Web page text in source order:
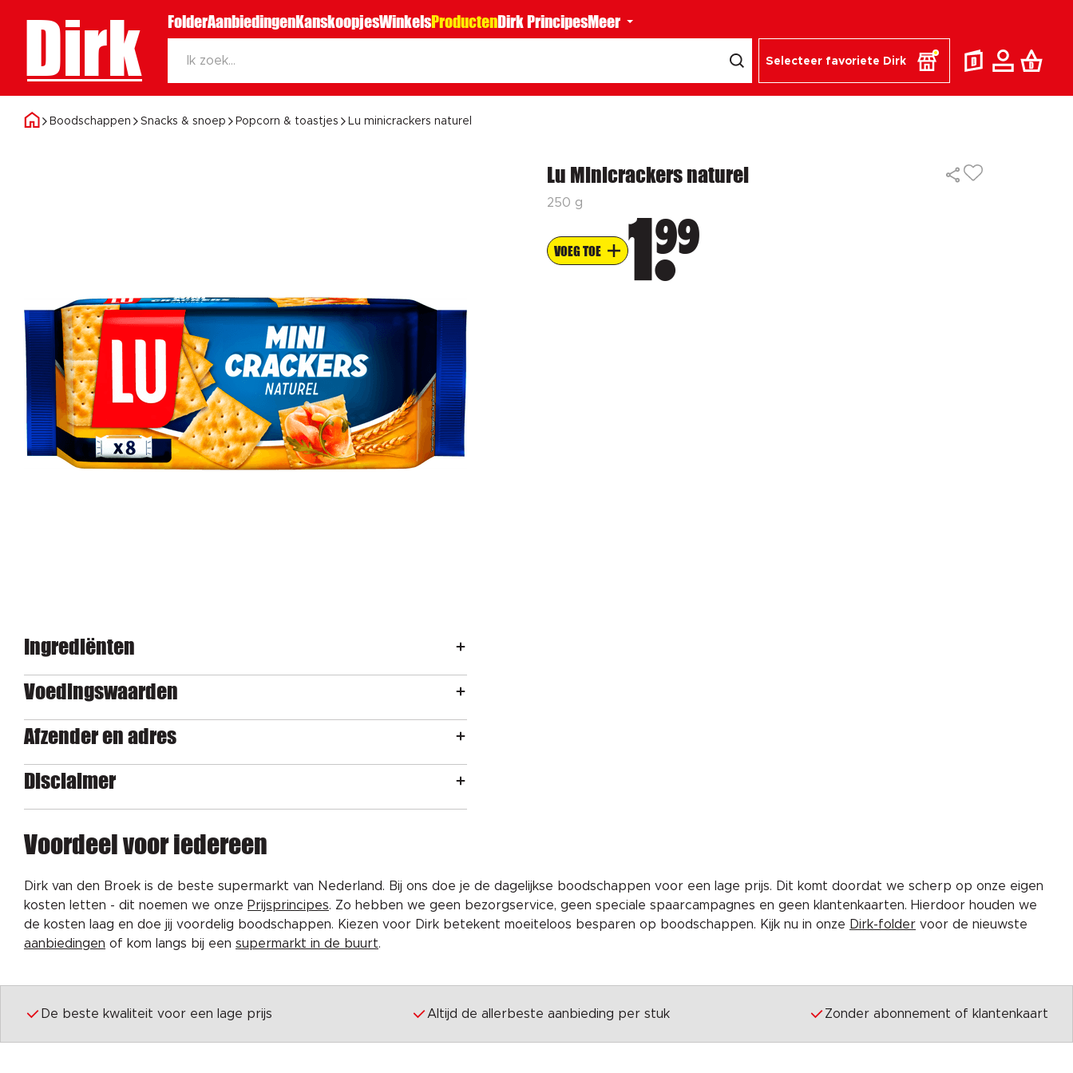
Dirk FolderAanbiedingenKanskoopjesWinkelsProductenDirk PrincipesMeer
Selecteer favoriete Dirk
Boodschappen Snacks & snoep Popcorn & toastjes Lu minicrackers naturel
Lu Minicrackers naturel
250 g
VOEG TOE 1 99
Ingrediënten
Voedingswaarden
Afzender en adres
Disclaimer
Voordeel voor iedereen
Dirk van den Broek is de beste supermarkt van Nederland. Bij ons doe je de dagelijkse boodschappen voor een lage prijs. Dit komt doordat we scherp op onze eigen
kosten letten - dit noemen we onze Prijsprincipes. Zo hebben we geen bezorgservice, geen speciale spaarcampagnes en geen klantenkaarten. Hierdoor houden we
de kosten laag en doe jij voordelig boodschappen. Kiezen voor Dirk betekent moeiteloos besparen op boodschappen. Kijk nu in onze Dirk-folder voor de nieuwste
aanbiedingen of kom langs bij een supermarkt in de buurt.
De beste kwaliteit voor een lage prijs Altijd de allerbeste aanbieding per stuk Zonder abonnement of klantenkaart